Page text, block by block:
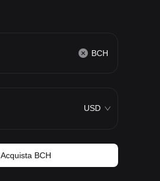
BCH
USD
Acquista BCH